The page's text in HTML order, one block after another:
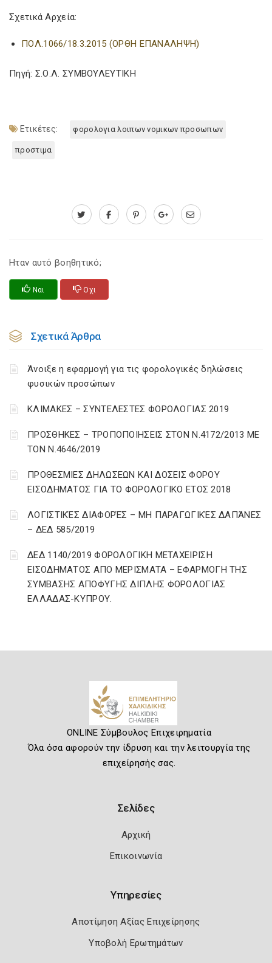
Σχετικά Αρχεία:
ΠΟΛ.1066/18.3.2015 (ΟΡΘΗ ΕΠΑΝΑΛΗΨΗ)
Πηγή: Σ.Ο.Λ. ΣΥΜΒΟΥΛΕΥΤΙΚΗ
Ετικέτες: φορολογια λοιπων νομικων προσωπων
προστιμα
Ηταν αυτό βοηθητικό;
Ναι Οχι
Σχετικά Άρθρα
Άνοιξε η εφαρμογή για τις φορολογικές δηλώσεις
φυσικών προσώπων
ΚΛΙΜΑΚΕΣ – ΣΥΝΤΕΛΕΣΤΕΣ ΦΟΡΟΛΟΓΙΑΣ 2019
ΠΡΟΣΘΗΚΕΣ – ΤΡΟΠΟΠΟΙΗΣΕΙΣ ΣΤΟΝ Ν.4172/2013 ΜΕ
ΤΟΝ Ν.4646/2019
ΠΡΟΘΕΣΜΙΕΣ ΔΗΛΩΣΕΩΝ ΚΑΙ ΔΟΣΕΙΣ ΦΟΡΟΥ
ΕΙΣΟΔΗΜΑΤΟΣ ΓΙΑ ΤΟ ΦΟΡΟΛΟΓΙΚΟ ΕΤΟΣ 2018
ΛΟΓΙΣΤΙΚΈΣ ΔΙΑΦΟΡΈΣ – ΜΗ ΠΑΡΑΓΩΓΙΚΈΣ ΔΑΠΆΝΕΣ
– ΔΕΔ 585/2019
ΔΕΔ 1140/2019 ΦΟΡΟΛΟΓΙΚΗ ΜΕΤΑΧΕΙΡΙΣΗ
ΕΙΣΟΔΗΜΑΤΟΣ ΑΠΟ ΜΕΡΙΣΜΑΤΑ – ΕΦΑΡΜΟΓΗ ΤΗΣ
ΣΥΜΒΑΣΗΣ ΑΠΟΦΥΓΗΣ ΔΙΠΛΗΣ ΦΟΡΟΛΟΓΙΑΣ
ΕΛΛΑΔΑΣ-ΚΥΠΡΟΥ.
ONLINE Σύμβουλος Επιχειρηματία
Όλα όσα αφορούν την ίδρυση και την λειτουργία της
επιχείρησής σας.
Σελίδες
Αρχική
Επικοινωνία
Υπηρεσίες
Αποτίμηση Αξίας Επιχείρησης
Υποβολή Ερωτημάτων